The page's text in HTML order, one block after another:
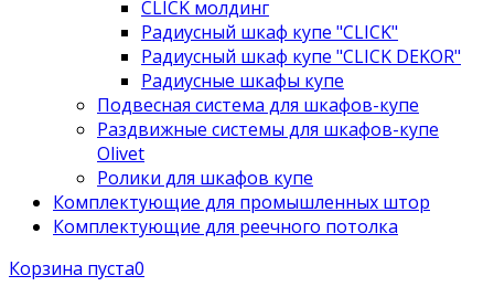
CLICK молдинг
Радиусный шкаф купе "CLICK"
Радиусный шкаф купе "CLICK DEKOR"
Радиусные шкафы купе
Подвесная система для шкафов-купе
Раздвижные системы для шкафов-купе
Olivet
Ролики для шкафов купе
Комплектующие для промышленных штор
Комплектующие для реечного потолка
Корзина пуста0